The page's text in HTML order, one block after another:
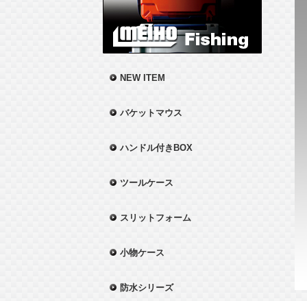
NEW ITEM
バケットマウス
ハンドル付きBOX
ツールケース
スリットフォーム
小物ケース
防水シリーズ